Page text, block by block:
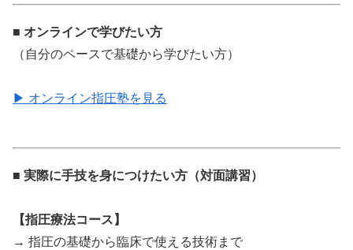
■ オンラインで学びたい方
（自分のペースで基礎から学びたい方）
▶ オンライン指圧塾を見る
■ 実際に手技を身につけたい方（対面講習）
【指圧療法コース】
→ 指圧の基礎から臨床で使える技術まで